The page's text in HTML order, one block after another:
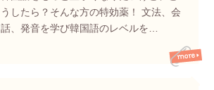
うしたら？そんな方の特効薬！ 文法、会
話、発音を学び韓国語のレベルを…